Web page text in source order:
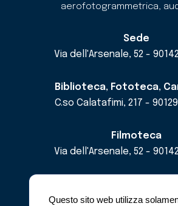
Questo sito web utilizza
aerofotogrammetrica,
Sede
Via dell'Arsenale, 52 -
Biblioteca, Fototeca,
C.so Calatafimi, 217 -
Filmoteca
Via dell'Arsenale, 52 -
pec